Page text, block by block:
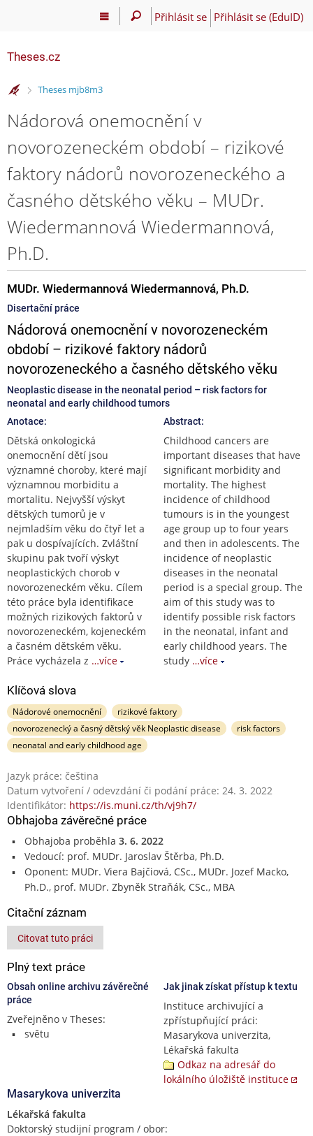
Přihlásit se Přihlásit se (EduID)
Theses.cz
>
Theses mjb8m3
Nádorová onemocnění v
novorozeneckém období – rizikové
faktory nádorů novorozeneckého a
časného dětského věku – MUDr.
Wiedermannová Wiedermannová,
Ph.D.
MUDr. Wiedermannová Wiedermannová, Ph.D.
Disertační práce
Nádorová onemocnění v novorozeneckém
období – rizikové faktory nádorů
novorozeneckého a časného dětského věku
Neoplastic disease in the neonatal period – risk factors for
neonatal and early childhood tumors
Anotace:
Dětská onkologická
onemocnění dětí jsou
významné choroby, které mají
významnou morbiditu a
mortalitu. Nejvyšší výskyt
dětských tumorů je v
nejmladším věku do čtyř let a
pak u dospívajících. Zvláštní
skupinu pak tvoří výskyt
neoplastických chorob v
novorozeneckém věku. Cílem
této práce byla identifikace
možných rizikových faktorů v
novorozeneckém, kojeneckém
a časném dětském věku.
Práce vycházela z …více
Abstract:
Childhood cancers are
important diseases that have
significant morbidity and
mortality. The highest
incidence of childhood
tumours is in the youngest
age group up to four years
and then in adolescents. The
incidence of neoplastic
diseases in the neonatal
period is a special group. The
aim of this study was to
identify possible risk factors
in the neonatal, infant and
early childhood years. The
study …více
Klíčová slova
Nádorové onemocnění
rizikové faktory
novorozenecký a časný dětský věk Neoplastic disease
risk factors
neonatal and early childhood age
Jazyk práce: čeština
Datum vytvoření / odevzdání či podání práce: 24. 3. 2022
Identifikátor: https://is.muni.cz/th/vj9h7/
Obhajoba závěrečné práce
Obhajoba proběhla 3. 6. 2022
Vedoucí: prof. MUDr. Jaroslav Štěrba, Ph.D.
Oponent: MUDr. Viera Bajčiová, CSc., MUDr. Jozef Macko,
Ph.D., prof. MUDr. Zbyněk Straňák, CSc., MBA
Citační záznam
Citovat tuto práci
Plný text práce
Obsah online archivu závěrečné
práce
Zveřejněno v Theses:
světu
Jak jinak získat přístup k textu
Instituce archivující a
zpřístupňující práci:
Masarykova univerzita,
Lékařská fakulta
Odkaz na adresář do
lokálního úložiště instituce
Masarykova univerzita
Lékařská fakulta
Doktorský studijní program / obor: